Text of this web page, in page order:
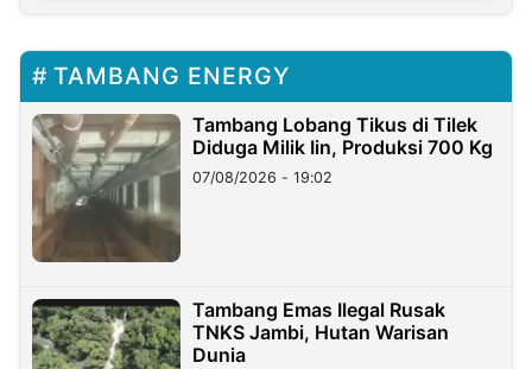
TAMBANG ENERGY
Tambang Lobang Tikus di Tilek
Diduga Milik Iin, Produksi 700 Kg
07/08/2026 - 19:02
Tambang Emas Ilegal Rusak
TNKS Jambi, Hutan Warisan
Dunia